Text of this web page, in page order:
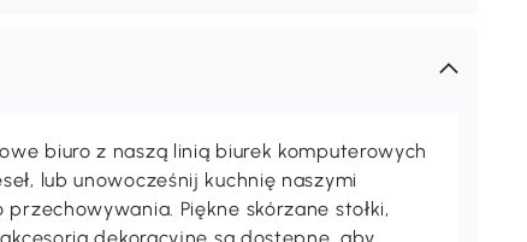
biuro z naszą linią biurek komputerowych
lub unowocześnij kuchnię naszymi
przechowywania. Piękne skórzane stołki,